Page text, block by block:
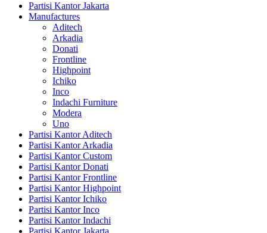
Partisi Kantor Jakarta
Manufactures
Aditech
Arkadia
Donati
Frontline
Highpoint
Ichiko
Inco
Indachi Furniture
Modera
Uno
Partisi Kantor Aditech
Partisi Kantor Arkadia
Partisi Kantor Custom
Partisi Kantor Donati
Partisi Kantor Frontline
Partisi Kantor Highpoint
Partisi Kantor Ichiko
Partisi Kantor Inco
Partisi Kantor Indachi
Partisi Kantor Jakarta